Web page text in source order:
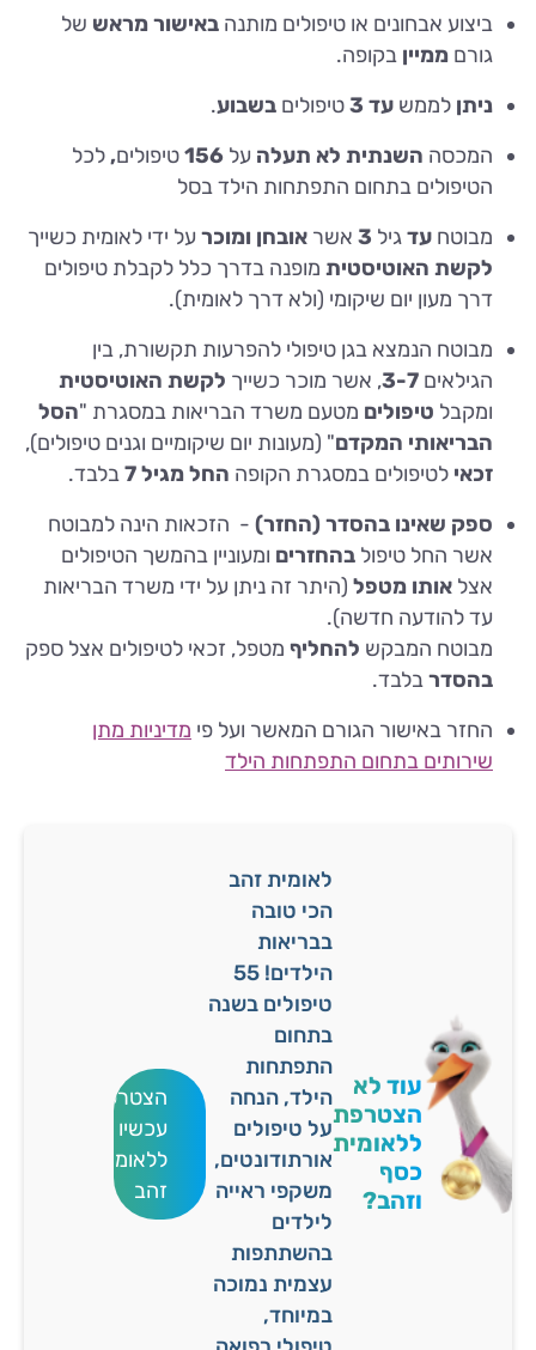
ביצוע אבחונים או טיפולים מותנה באישור מראש של
גורם ממיין בקופה.
ניתן לממש עד 3טיפולים בשבוע.
המכסה השנתית לא תעלה על טיפולים,לכל
הטיפולים בתחום התפתחות הילד בסל
מבוטח עדגיל 3 אשר אובחן ומוכר על ידי לאומית כשייך
לקשת האוטיסטית מופנה בדרך כלל לקבלת טיפולים
דרך מעון יום שיקומי (ולא דרך לאומית).
מבוטח הנמצא בגן טיפולי להפרעות תקשורת, בין
הגילאים 3-7, אשר מוכר כשייך לקשת האוטיסטית
ומקבל טיפולים מטעם משרד הבריאות במסגרת "הסל
הבריאותי המקדם" (מעונות יום שיקומיים וגנים טיפולים),
זכאי לטיפולים במסגרת הקופה החל מגיל 7
בלבד.
ספק שאינו בהסדר (החזר) - הזכאות הינה למבוטח
אשר החל טיפול בהחזרים ומעוניין בהמשך הטיפולים
אצל אותו מטפל (היתר זה ניתן על ידי משרד הבריאות
עד להודעה חדשה).
מבוטח המבקש להחליף מטפל, זכאי לטיפולים אצל ספק
בהסדרבלבד.
החזר באישור הגורם המאשר ועל פי מדיניות מתן
שירותים בתחום התפתחות הילד
עוד לא
הצטרפת
ללאומית
כסף
וזהב?
לאומית זהב
הכי טובה
בבריאות
הילדים! 55
טיפולים בשנה
בתחום
התפתחות
הילד, הנחה
על טיפולים
אורתודונטים,
משקפי ראייה
לילדים
בהשתתפות
עצמית נמוכה
במיוחד,
הצטרפו
עכשיו
ללאומית
זהב